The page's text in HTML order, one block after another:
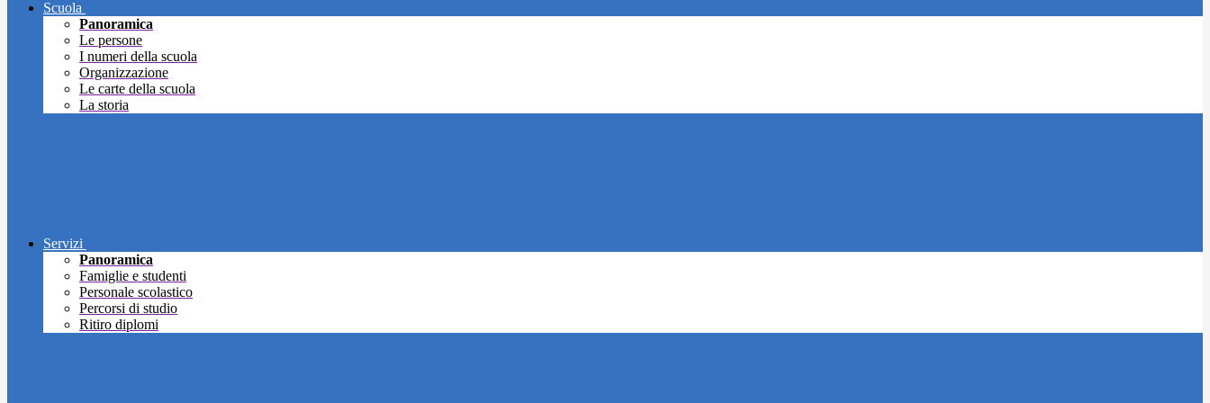
Scuola
Panoramica
Le persone
I numeri della scuola
Organizzazione
Le carte della scuola
La storia
Servizi
Panoramica
Famiglie e studenti
Personale scolastico
Percorsi di studio
Ritiro diplomi